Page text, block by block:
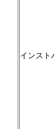
インスト